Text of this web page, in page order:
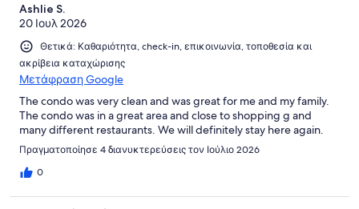
Ashlie S.
20 Ιουλ 2026
Θετικά: Καθαριότητα, check-in, επικοινωνία, τοποθεσία και
ακρίβεια καταχώρισης
Μετάφραση Google
The condo was very clean and was great for me and my family.
The condo was in a great area and close to shopping g and
many different restaurants. We will definitely stay here again.
Πραγματοποίησε 4 διανυκτερεύσεις τον Ιούλιο 2026
0